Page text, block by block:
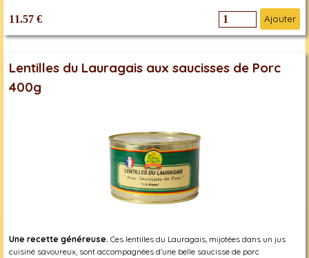
11.57 € Ajouter
Lentilles du Lauragais aux saucisses de Porc
400g
Une recette généreuse. Ces lentilles du Lauragais, mijotées dans un jus
cuisiné savoureux, sont accompagnées d’une belle saucisse de porc